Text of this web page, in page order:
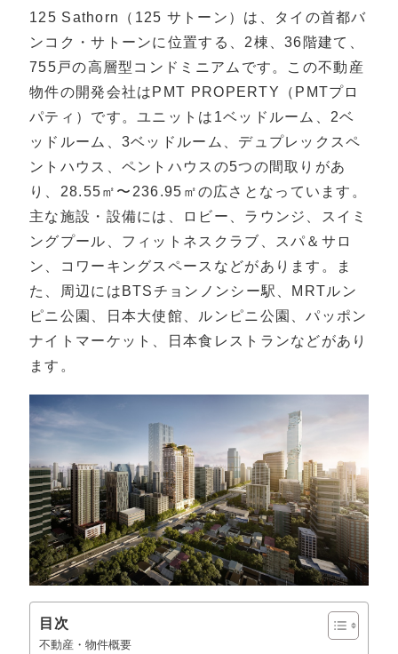
125 Sathorn（125 サトーン）は、タイの首都バ
ンコク・サトーンに位置する、2棟、36階建て、
755戸の高層型コンドミニアムです。この不動産
物件の開発会社はPMT PROPERTY（PMTプロ
パティ）です。ユニットは1ベッドルーム、2ベ
ッドルーム、3ベッドルーム、デュプレックスペ
ントハウス、ペントハウスの5つの間取りがあ
り、28.55㎡〜236.95㎡の広さとなっています。
主な施設・設備には、ロビー、ラウンジ、スイミ
ングプール、フィットネスクラブ、スパ＆サロ
ン、コワーキングスペースなどがあります。ま
た、周辺にはBTSチョンノンシー駅、MRTルン
ピニ公園、日本大使館、ルンピニ公園、パッポン
ナイトマーケット、日本食レストランなどがあり
ます。
目次
不動産・物件概要